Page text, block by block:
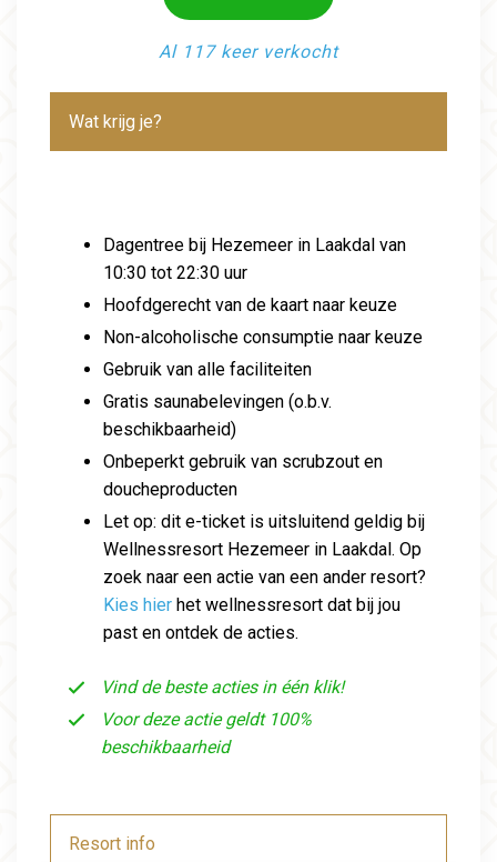
Al 117 keer verkocht
Wat krijg je?
Dagentree bij Hezemeer in Laakdal van
10:30 tot 22:30 uur
Hoofdgerecht van de kaart naar keuze
Non-alcoholische consumptie naar keuze
Gebruik van alle faciliteiten
Gratis saunabelevingen (o.b.v.
beschikbaarheid)
Onbeperkt gebruik van scrubzout en
doucheproducten
Let op: dit e-ticket is uitsluitend geldig bij
Wellnessresort Hezemeer in Laakdal. Op
zoek naar een actie van een ander resort?
Kies hier het wellnessresort dat bij jou
past en ontdek de acties.
Vind de beste acties in één klik!
Voor deze actie geldt 100%
beschikbaarheid
Resort info